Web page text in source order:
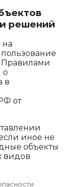
решений
на
Правилами
о
в
от
иное не
объекты
видов